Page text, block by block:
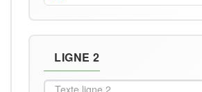
LIGNE 2